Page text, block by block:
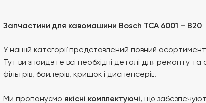
Запчастини для кавомашини Bosch TCA 6001 – B20
У нашій категорії представлений повний
Тут ви знайдете всі необхідні деталі для ремонту
фільтрів, бойлерів, кришок і диспенсерів.
Ми пропонуємо якісні комплектуючі, що